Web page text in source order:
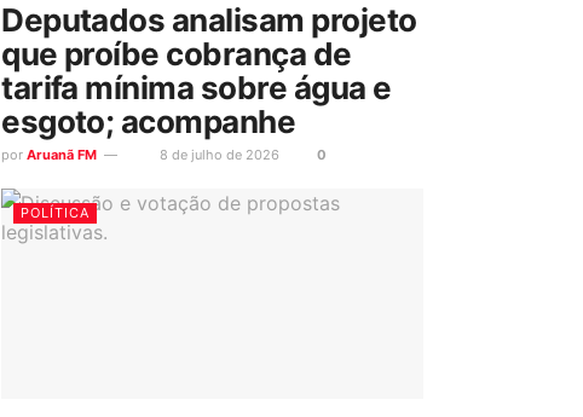
Deputados analisam projeto
que proíbe cobrança de
tarifa mínima sobre água e
esgoto; acompanhe
por Aruanã FM 8 de julho de 2026 0
POLÍTICA